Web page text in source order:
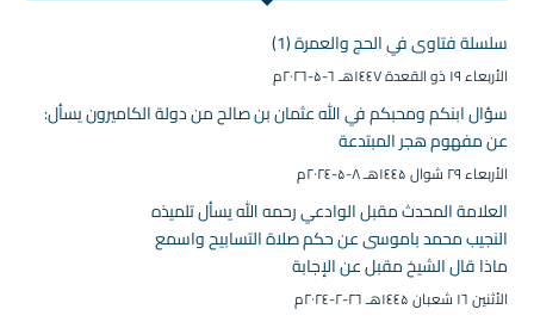
سلسلة فتاوى في الحج والعمرة (1)
الأربعاء ۱۹ ذو القعدة ۱٤٤۷هـ ٦-۵-۲۰۲٦م
سؤال ابنكم ومحبكم في الله عثمان بن صالح من دولة الكاميرون يسأل:
عن مفهوم هجر المبتدعة
الأربعاء ۲۹ شوال ۱٤٤۵هـ ۸-۵-۲۰۲٤م
العلامة المحدث مقبل الوادعي رحمه الله يسأل تلميذه
النجيب محمد باموسى عن حكم صلاة التسابيح واسمع
ماذا قال الشيخ مقبل عن الإجابة
الأثنين ۱٦ شعبان ۱٤٤۵هـ ۲٦-۲-۲۰۲٤م